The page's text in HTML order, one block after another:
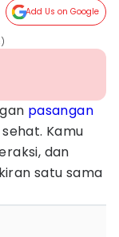
Add Us on Google
pasangan
Kamu
dan
satu sama